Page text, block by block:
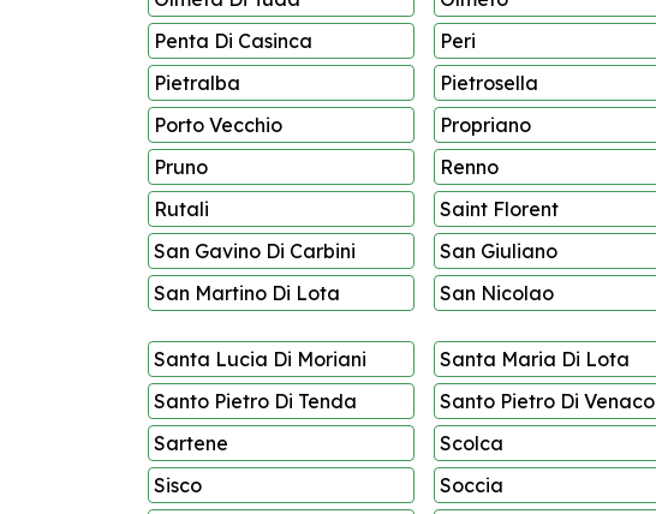
Penta Di Casinca
Peri
Pietralba
Pietrosella
Porto Vecchio
Propriano
Pruno
Renno
Rutali
Saint Florent
San Gavino Di Carbini
San Giuliano
San Martino Di Lota
San Nicolao
Santa Lucia Di Moriani Santa Maria Di Lota
Santo Pietro Di Tenda
Santo Pietro Di Venaco
Sartene
Scolca
Sisco
Soccia